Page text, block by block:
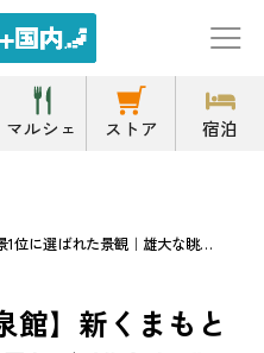
マルシェ ストア 宿泊
【熊本・月廻り温泉館】新くまもと百景1位に選ばれた景観｜雄大な眺めを一望できる日帰り温泉施設を紹介｜
館】新くまもと